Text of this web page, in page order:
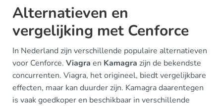
Alternatieven en
vergelijking met Cenforce
In Nederland zijn verschillende populaire alternatieven
voor Cenforce. Viagra en Kamagra zijn de bekendste
concurrenten. Viagra, het origineel, biedt vergelijkbare
effecten, maar kan duurder zijn. Kamagra daarentegen
is vaak goedkoper en beschikbaar in verschillende